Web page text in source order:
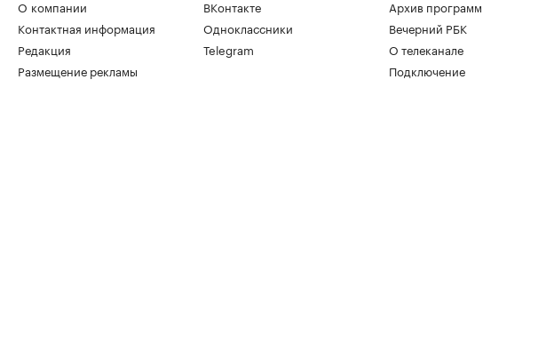
О компании
Контактная информация
Редакция
Размещение рекламы
ВКонтакте
Одноклассники
Telegram
Архив программ
Вечерний РБК
О телеканале
Подключение